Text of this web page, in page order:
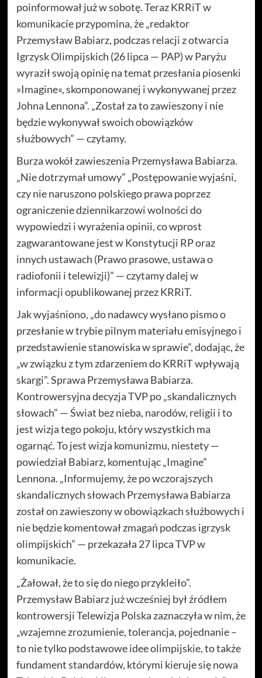
poinformował już w sobotę. Teraz KRRiT w
komunikacie przypomina, że „redaktor
Przemysław Babiarz, podczas relacji z otwarcia
Igrzysk Olimpijskich (26 lipca — PAP) w Paryżu
wyraził swoją opinię na temat przesłania piosenki
»Imagine«, skomponowanej i wykonywanej przez
Johna Lennona”. „Został za to zawieszony i nie
będzie wykonywał swoich obowiązków
służbowych” — czytamy.
Burza wokół zawieszenia Przemysława Babiarza.
„Nie dotrzymał umowy” „Postępowanie wyjaśni,
czy nie naruszono polskiego prawa poprzez
ograniczenie dziennikarzowi wolności do
wypowiedzi i wyrażenia opinii, co wprost
zagwarantowane jest w Konstytucji RP oraz
innych ustawach (Prawo prasowe, ustawa o
radiofonii i telewizji)” — czytamy dalej w
informacji opublikowanej przez KRRiT.
Jak wyjaśniono, „do nadawcy wysłano pismo o
przesłanie w trybie pilnym materiału emisyjnego i
przedstawienie stanowiska w sprawie”, dodając, że
„w związku z tym zdarzeniem do KRRiT wpływają
skargi”. Sprawa Przemysława Babiarza.
Kontrowersyjna decyzja TVP po „skandalicznych
słowach” — Świat bez nieba, narodów, religii i to
jest wizja tego pokoju, który wszystkich ma
ogarnąć. To jest wizja komunizmu, niestety —
powiedział Babiarz, komentując „Imagine”
Lennona. „Informujemy, że po wczorajszych
skandalicznych słowach Przemysława Babiarza
został on zawieszony w obowiązkach służbowych i
nie będzie komentował zmagań podczas igrzysk
olimpijskich” — przekazała 27 lipca TVP w
komunikacie.
„Żałował, że to się do niego przykleiło”.
Przemysław Babiarz już wcześniej był źródłem
kontrowersji Telewizja Polska zaznaczyła w nim, że
„wzajemne zrozumienie, tolerancja, pojednanie –
to nie tylko podstawowe idee olimpijskie, to także
fundament standardów, którymi kieruje się nowa